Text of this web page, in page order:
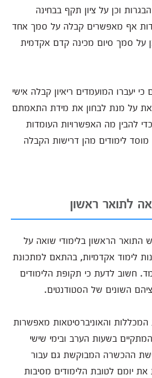
וכן על ציון תקף בבחינה
אף מאפשרים קבלה על סמך אחד
על סמך סיום מכינה קדם אקדמית
יעברו המועמדים ריאיון קבלה אישי
על מנת לבחון את מידת התאמתם
להבין מה האפשרויות העומדות
לימודים מהן דרישות הקבלה
לתואר ראשון
התואר הראשון בלימודי שואה על
לימוד אקדמיות, בהתאם למתכונת
חשוב לדעת כי תקופת הלימודים
השונים של הסטודנטים.
והאוניברסיטאות מאפשרות
בשעות הערב ובימי שישי
ההכשרה המבוקשת גם עבור
את יומם לטובת הלימודים מסיבות